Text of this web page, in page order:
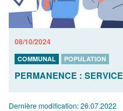
08/10/2024
COMMUNAL POPULATION
PERMANENCE :
Dernière modification:26.07.2022